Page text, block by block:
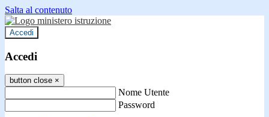
Salta al contenuto
Accedi
Accedi
button close ×
Nome Utente
Password